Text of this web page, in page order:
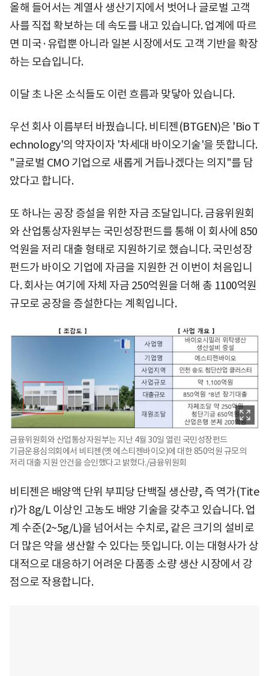
올해 들어서는 계열사 생산기지에서 벗어나 글로벌 고객
사를 직접 확보하는 데 속도를 내고 있습니다. 업계에 따르
면 미국·유럽뿐 아니라 일본 시장에서도 고객 기반을 확장
하는 모습입니다.
이달 초 나온 소식들도 이런 흐름과 맞닿아 있습니다.
우선 회사 이름부터 바꿨습니다. 비티젠(BTGEN)은 'Bio T
echnology'의 약자이자 '차세대 바이오기술'을 뜻합니다.
"글로벌 CMO 기업으로 새롭게 거듭나겠다는 의지"를 담
았다고 합니다.
또 하나는 공장 증설을 위한 자금 조달입니다. 금융위원회
와 산업통상자원부는 국민성장펀드를 통해 이 회사에 850
억원을 저리 대출 형태로 지원하기로 했습니다. 국민성장
펀드가 바이오 기업에 자금을 지원한 건 이번이 처음입니
다. 회사는 여기에 자체 자금 250억원을 더해 총 1100억원
규모로 공장을 증설한다는 계획입니다.
금융위원회와 산업통상자원부는 지난 4월 30일 열린 국민성장펀드
기금운용심의회에서 비티젠(옛 에스티젠바이오)에 대한 850억원 규모의
저리 대출 지원 안건을 승인했다고 밝혔다./금융위원회
비티젠은 배양액 단위 부피당 단백질 생산량, 즉 역가(Tite
r)가 8g/L 이상인 고농도 배양 기술을 갖추고 있습니다. 업
계 수준(2~5g/L)을 넘어서는 수치로, 같은 크기의 설비로
더 많은 약을 생산할 수 있다는 뜻입니다. 이는 대형사가 상
대적으로 대응하기 어려운 다품종 소량 생산 시장에서 강
점으로 작용합니다.